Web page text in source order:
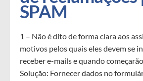
SPAM
1 – Não é dito de forma clara aos
motivos pelos quais eles devem se
receber e-mails e quando
Solução: Fornecer dados no